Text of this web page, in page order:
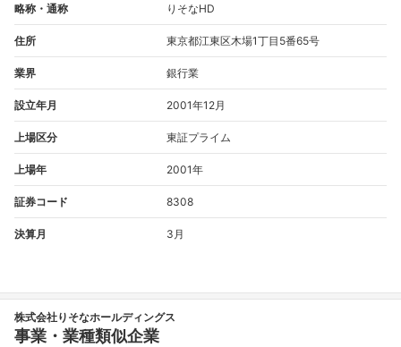
略称・通称 りそなHD
住所 東京都江東区木場1丁目5番65号
業界 銀行業
設立年月 2001年12月
上場区分 東証プライム
上場年 2001年
証券コード 8308
決算月 3月
株式会社りそなホールディングス
事業・業種類似企業